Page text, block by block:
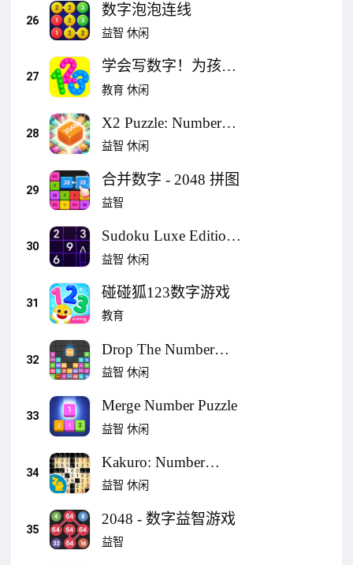
26
数字泡泡连线
益智 休闲
27
学会写数字！为孩子
们计算游戏
教育 休闲
28
X2 Puzzle: Number
Merge 2048
益智 休闲
29
合并数字 - 2048 拼图
益智
30
Sudoku Luxe Edition
经典 数独 益智游戏
益智 休闲
31
碰碰狐123数字游戏
教育
32
Drop The Number™ :
数字投放
益智 休闲
33
Merge Number Puzzle
益智 休闲
34
Kakuro: Number
Crossword
益智 休闲
35
2048 - 数字益智游戏
益智